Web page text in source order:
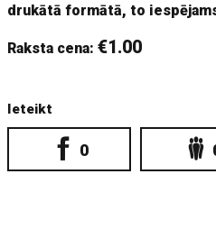
drukātā formātā, to
Raksta cena:€1.00
Ieteikt
0